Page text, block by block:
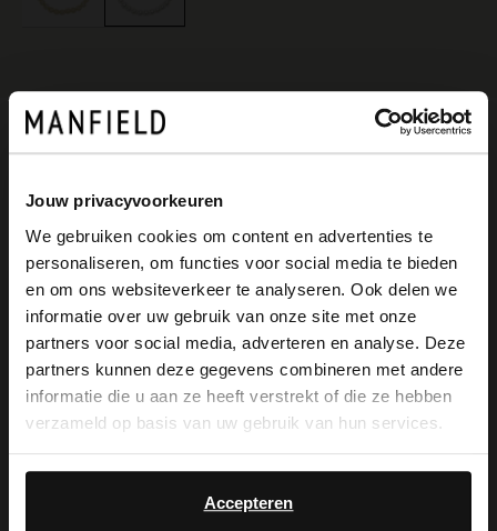
Jouw privacyvoorkeuren
We gebruiken cookies om content en advertenties te
personaliseren, om functies voor social media te bieden
en om ons websiteverkeer te analyseren. Ook delen we
informatie over uw gebruik van onze site met onze
partners voor social media, adverteren en analyse. Deze
partners kunnen deze gegevens combineren met andere
informatie die u aan ze heeft verstrekt of die ze hebben
verzameld op basis van uw gebruik van hun services.
Accepteren
Produktbeschreibung
Offwhite Perlenkette der Marke Manfield.
Die Kette hat einen goldfarbenen
Hakenverschluss und eine Gesamtlänge
von 52 cm.
×
View this website in English?
It looks like your language isn't Dutch. Would
you like to switch to English?
English